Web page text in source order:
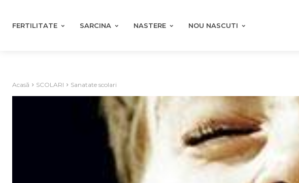
FERTILITATE SARCINA NASTERE NOU NASCUTI
Acasă SCOLARI Sanatate scolari